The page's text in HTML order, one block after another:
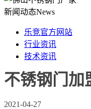
新闻动态News
乐竞官方网站
行业资讯
技术资讯
不锈钢门加
2021-04-27